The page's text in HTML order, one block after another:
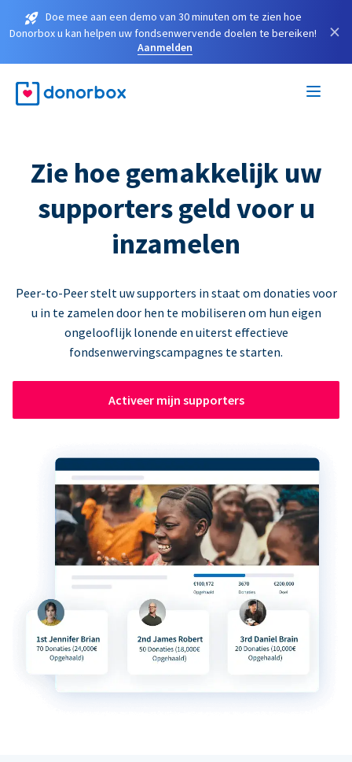
Doe mee aan een demo van 30 minuten om te zien hoe
Donorbox u kan helpen uw fondsenwervende doelen te bereiken!
Aanmelden
×
Zie hoe gemakkelijk uw
supporters geld voor u
inzamelen
Peer-to-Peer stelt uw supporters in staat om donaties voor
u in te zamelen door hen te mobiliseren om hun eigen
ongelooflijk lonende en uiterst effectieve
fondsenwervingscampagnes te starten.
Activeer mijn supporters